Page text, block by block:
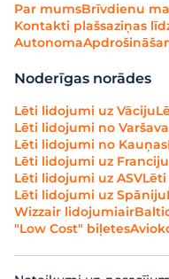
Par mumsBrīvdienu
Kontakti plašsaziņas
Autonoma
Noderīgas norādes
Lēti lidojumi uz Vāciju
Lēti lidojumi no
Lēti lidojumi no Kauņas
Lēti lidojumi uz Franciju
Lēti lidojumi uz ASV
Lēti lidojumi uz Spāniju
Wizzair lidojumi
"Low Cost" biļetes